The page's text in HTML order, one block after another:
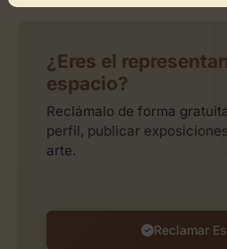
¿Eres el
espacio?
Reclámalo de forma
perfil, publicar
arte.
Reclamar